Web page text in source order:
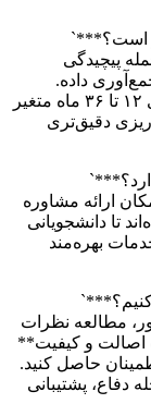
است؟***`
پیچیدگی
داده.
معمولاً برای ارشد بین ۶ تا ۱۲ ماه و برای دکتری ۱۲ تا ۳۶ ماه متغیر
دقیق‌تری
ارائه مشاوره
تا دانشجویانی
بهره‌مند
مطالعه نظرات
اصالت و کیفیت**
حاصل کنید.
دفاع، پشتیبانی